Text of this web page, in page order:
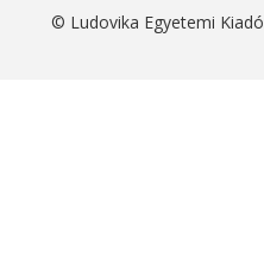
© Ludovika Egyetemi Kiadó